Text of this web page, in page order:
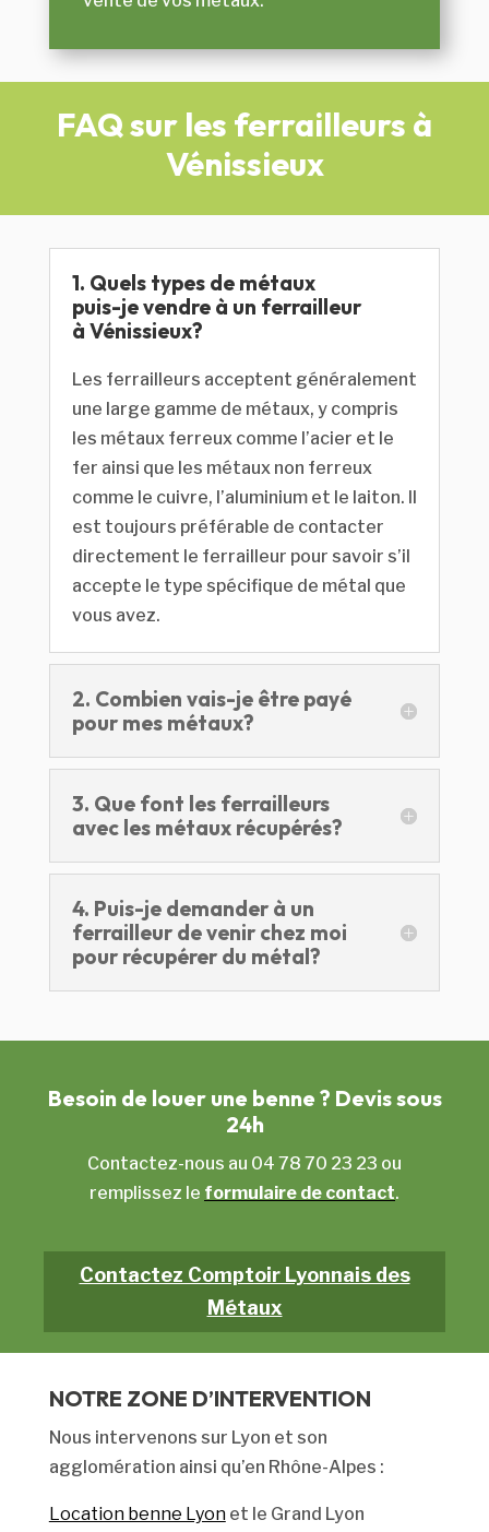
FAQ sur les ferrailleurs à
Vénissieux
1. Quels types de métaux
puis-je vendre à un ferrailleur
à Vénissieux?
Les ferrailleurs acceptent généralement
une large gamme de métaux, y compris
les métaux ferreux comme l’acier et le
fer ainsi que les métaux non ferreux
comme le cuivre, l’aluminium et le laiton. Il
est toujours préférable de contacter
directement le ferrailleur pour savoir s’il
accepte le type spécifique de métal que
vous avez.
2. Combien vais-je être payé
pour mes métaux?
3. Que font les ferrailleurs
avec les métaux récupérés?
4. Puis-je demander à un
ferrailleur de venir chez moi
pour récupérer du métal?
Besoin de louer une benne ? Devis sous
24h
Contactez-nous au 04 78 70 23 23 ou
remplissez le formulaire de contact.
Contactez Comptoir Lyonnais des
Métaux
NOTRE ZONE D’INTERVENTION
Nous intervenons sur Lyon et son
agglomération ainsi qu’en Rhône-Alpes :
Location benne Lyonet le Grand Lyon